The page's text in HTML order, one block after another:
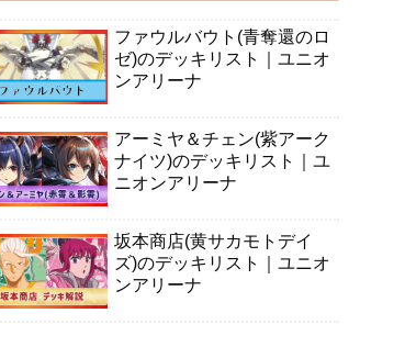
のデッキリスト｜ユニオンア
リーナ
キ紹介と使い方｜
ススターズ】
ファウルバウト(青奪還のロ
ゼ)のデッキリスト｜ユニオ
ンアリーナ
アーミヤ＆チェン(紫アーク
ナイツ)のデッキリスト｜ユ
ニオンアリーナ
坂本商店(黄サカモトデイ
ズ)のデッキリスト｜ユニオ
ンアリーナ